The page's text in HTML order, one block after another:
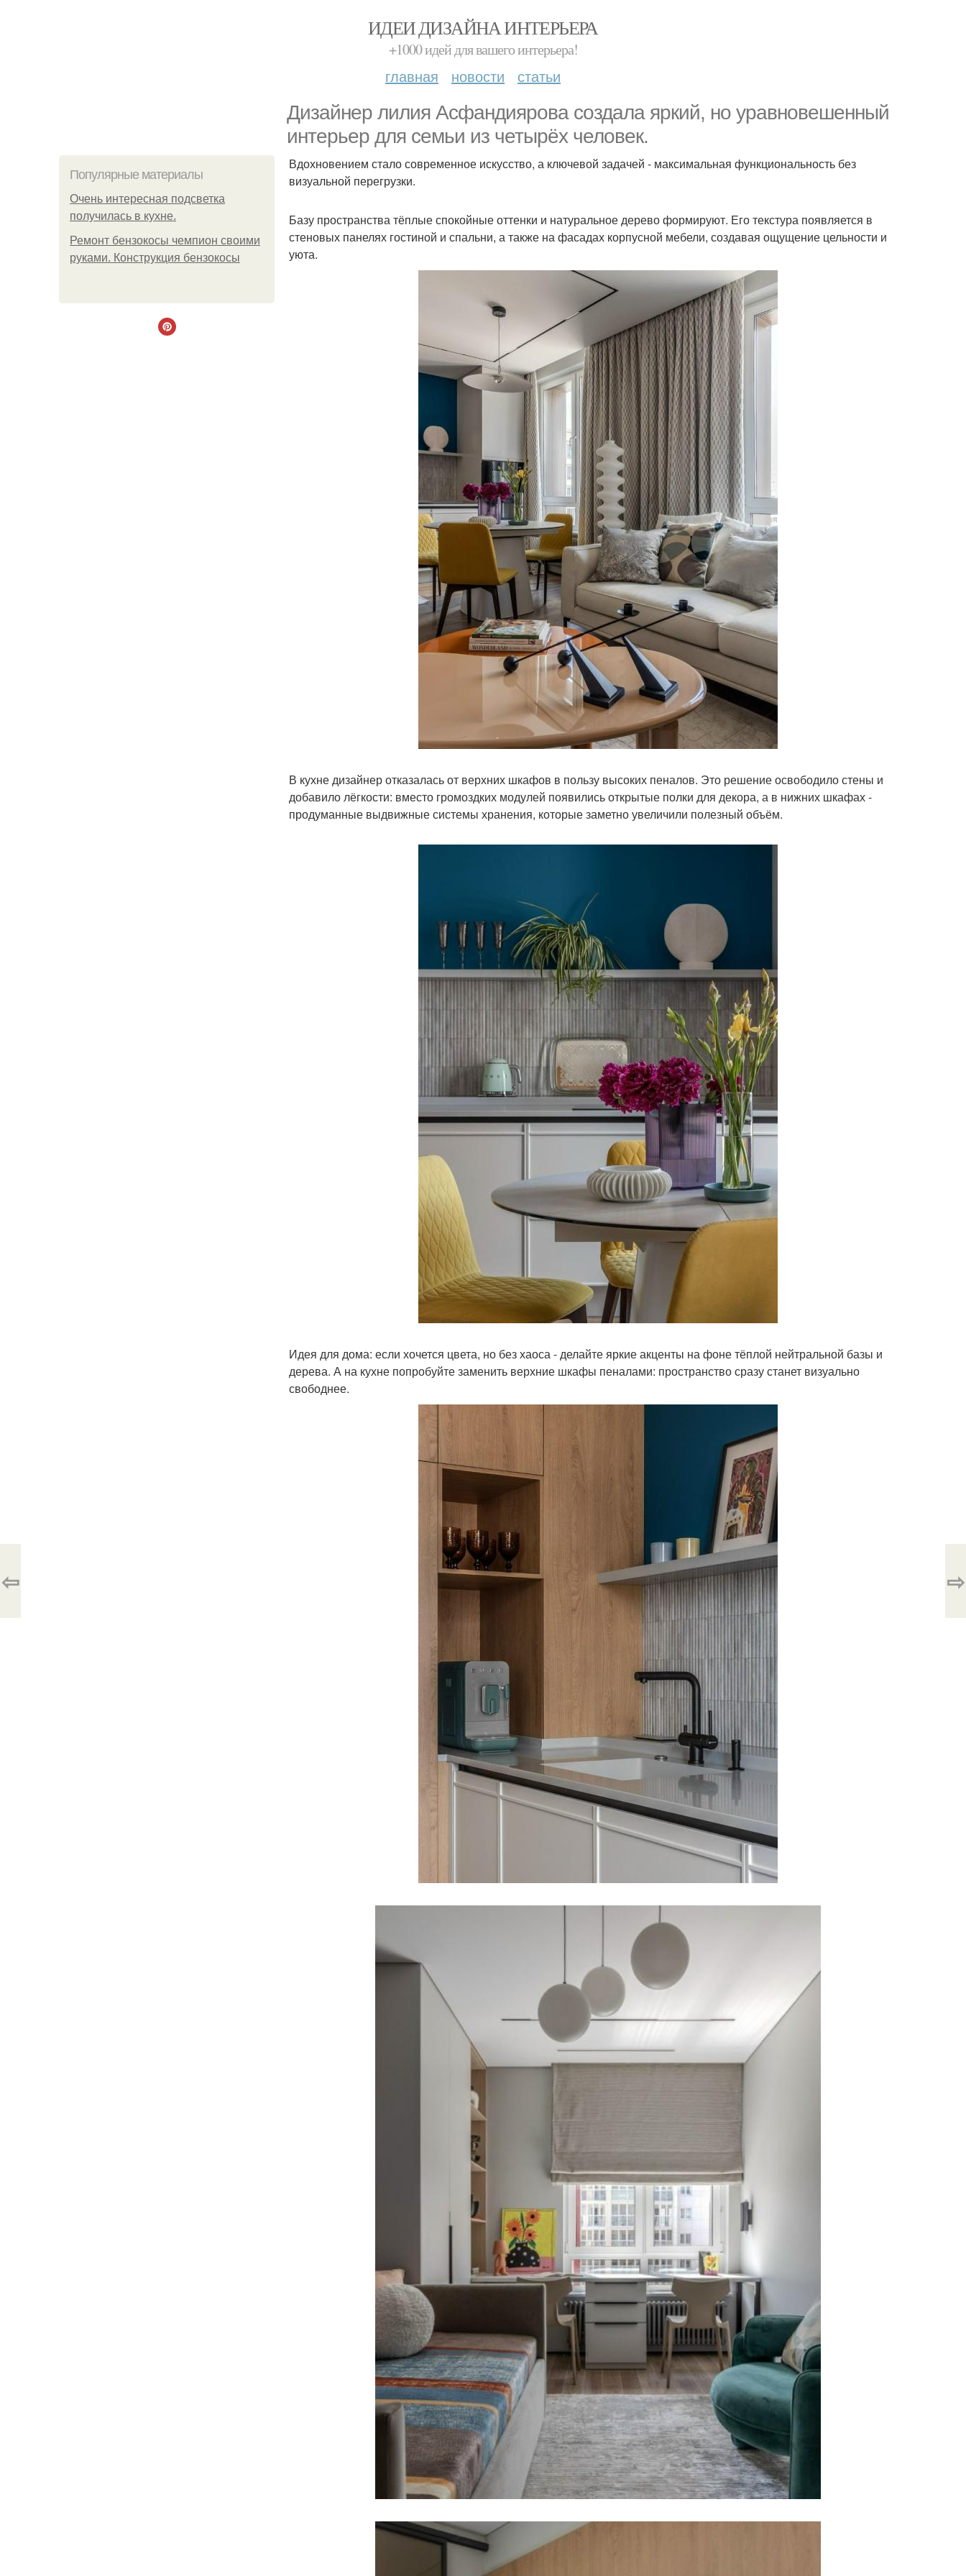
ИДЕИ ДИЗАЙНА ИНТЕРЬЕРА
+1000 идей для вашего интерьера!
главная новости статьи
Дизайнер лилия Асфандиярова создала яркий, но уравновешенный
интерьер для семьи из четырёх человек.
Популярные материалы
Очень интересная подсветка
получилась в кухне.
Ремонт бензокосы чемпион своими
руками. Конструкция бензокосы
Вдохновением стало современное искусство, а ключевой задачей - максимальная функциональность без
визуальной перегрузки.
Базу пространства тёплые спокойные оттенки и натуральное дерево формируют. Его текстура появляется в
стеновых панелях гостиной и спальни, а также на фасадах корпусной мебели, создавая ощущение цельности и
уюта.
В кухне дизайнер отказалась от верхних шкафов в пользу высоких пеналов. Это решение освободило стены и
добавило лёгкости: вместо громоздких модулей появились открытые полки для декора, а в нижних шкафах -
продуманные выдвижные системы хранения, которые заметно увеличили полезный объём.
Идея для дома: если хочется цвета, но без хаоса - делайте яркие акценты на фоне тёплой нейтральной базы и
дерева. А на кухне попробуйте заменить верхние шкафы пеналами: пространство сразу станет визуально
свободнее.
⇦ ⇨